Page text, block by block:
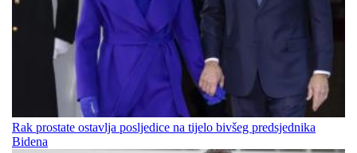
Rak prostate ostavlja posljedice na tijelo bivšeg predsjednika
Bidena